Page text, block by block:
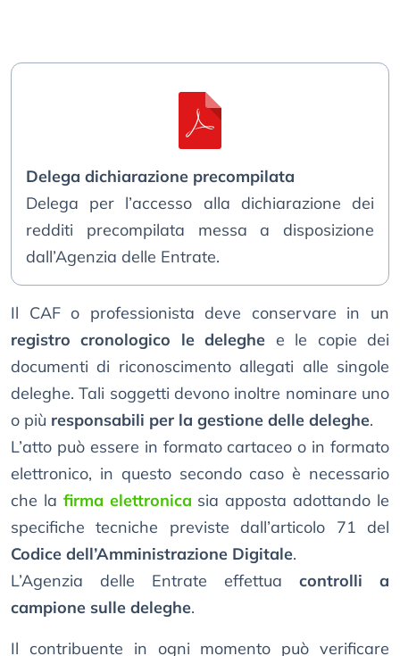
Delega dichiarazione precompilata
Delega per l’accesso alla dichiarazione dei
redditi precompilata messa a disposizione
dall’Agenzia delle Entrate.
Il CAF o professionista deve conservare in un
registro cronologico le deleghe e le copie dei
documenti di riconoscimento allegati alle singole
deleghe. Tali soggetti devono inoltre nominare uno
o più responsabili per la gestione delle deleghe.
L’atto può essere in formato cartaceo o in formato
elettronico, in questo secondo caso è necessario
che la firma elettronica sia apposta adottando le
specifiche tecniche previste dall’articolo 71 del
Codice dell’Amministrazione Digitale.
L’Agenzia delle Entrate effettua controlli a
campione sulle deleghe.
Il contribuente in ogni momento può verificare